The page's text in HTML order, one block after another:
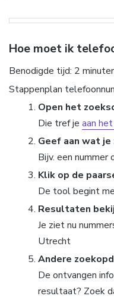
Hoe moet ik
Benodigde tijd: 2
Stappenplan
Open het
Die tref je aan
Geef aan wat
Bijv. een nummer
Klik op de
De tool begint
Resultaten
Je ziet nu
Utrecht
Andere
De ontvangen
resultaat? Zoek